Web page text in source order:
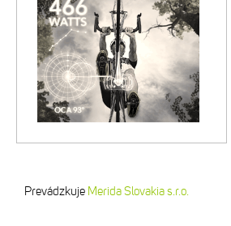
Prevádzkuje Merida Slovakia s.r.o.